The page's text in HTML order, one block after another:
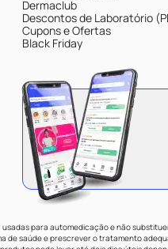
Dermaclub
Descontos de Laboratório
Cupons e Ofertas
Black Friday
para automedicação e não
de saúde e prescrever o tratamento